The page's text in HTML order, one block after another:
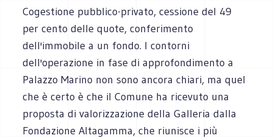
Cogestione pubblico-privato, cessione del 49
per cento delle quote, conferimento
dell'immobile a un fondo. I contorni
dell'operazione in fase di approfondimento a
Palazzo Marino non sono ancora chiari, ma quel
che è certo è che il Comune ha ricevuto una
proposta di valorizzazione della Galleria dalla
Fondazione Altagamma, che riunisce i più